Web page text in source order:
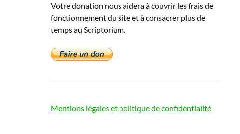
Votre donation nous aidera à couvrir les frais de
fonctionnement du site et à consacrer plus de
temps au Scriptorium.
Mentions légales et politique de confidentialité